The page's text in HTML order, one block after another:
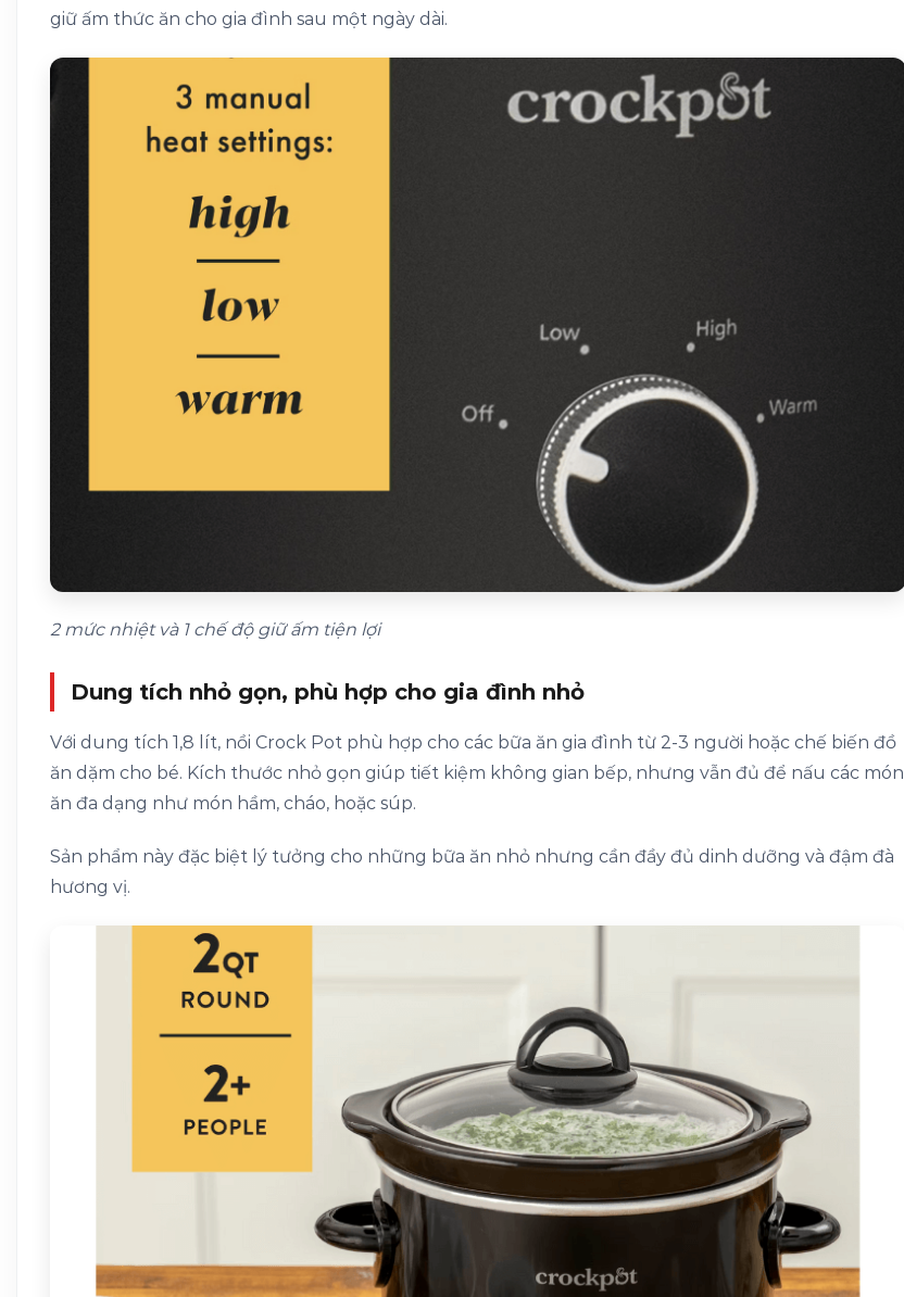
giữ ấm thức ăn cho gia đình sau một ngày dài.
2 mức nhiệt và 1 chế độ giữ ấm tiện lợi
Dung tích nhỏ gọn, phù hợp cho gia đình nhỏ
Với dung tích 1,8 lít, nồi Crock Pot phù hợp cho các bữa ăn gia đình từ 2-3 người hoặc chế biến đồ
ăn dặm cho bé. Kích thước nhỏ gọn giúp tiết kiệm không gian bếp, nhưng vẫn đủ để nấu các món
ăn đa dạng như món hầm, cháo, hoặc súp.
Sản phẩm này đặc biệt lý tưởng cho những bữa ăn nhỏ nhưng cần đầy đủ dinh dưỡng và đậm đà
hương vị.